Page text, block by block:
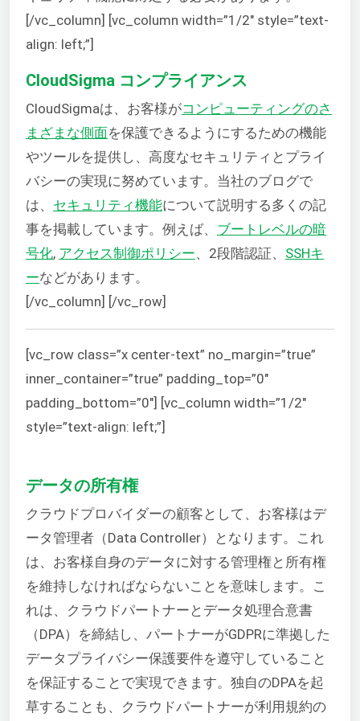
[/vc_column] [vc_column width=”1/2″ style=”text-
align: left;”]
CloudSigma コンプライアンス
CloudSigmaは、お客様がコンピューティングのさ
まざまな側面を保護できるようにするための機能
やツールを提供し、高度なセキュリティとプライ
バシーの実現に努めています。当社のブログで
は、 セキュリティ機能について説明する多くの記
事を掲載しています。例えば、 ブートレベルの暗
号化, アクセス制御ポリシー、2段階認証、 SSHキ
ーなどがあります。
[/vc_column] [/vc_row]
[vc_row class=”x center-text” no_margin=”true”
inner_container=”true” padding_top=”0″
padding_bottom=”0″] [vc_column width=”1/2″
style=”text-align: left;”]
データの所有権
クラウドプロバイダーの顧客として、お客様はデ
ータ管理者（Data Controller）となります。これ
は、お客様自身のデータに対する管理権と所有権
を維持しなければならないことを意味します。こ
れは、クラウドパートナーとデータ処理合意書
（DPA）を締結し、パートナーがGDPRに準拠した
データプライバシー保護要件を遵守していること
を保証することで実現できます。独自のDPAを起
草することも、クラウドパートナーが利用規約の